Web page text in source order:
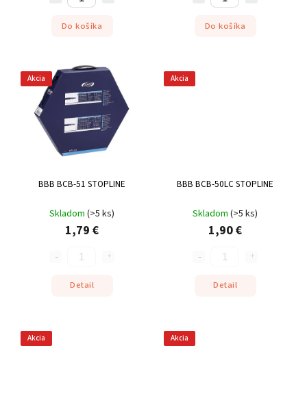
Do košíka Do košíka
Akcia
BBB BCB-51 STOPLINE
Skladom (>5 ks)
1,79 €
Detail
Akcia
BBB BCB-50LC STOPLINE
Skladom (>5 ks)
1,90 €
Detail
Akcia Akcia